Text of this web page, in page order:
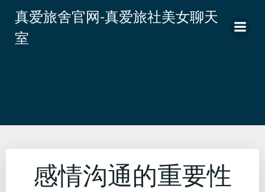
转
真爱旅舍官网-真爱旅社美女聊天
室
感情沟通的重要性